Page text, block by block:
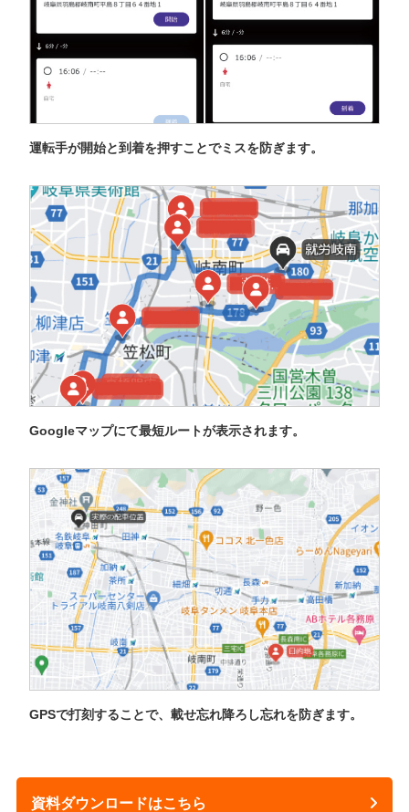
運転手が開始と到着を押すことでミスを防ぎます。
Googleマップにて最短ルートが表示されます。
GPSで打刻することで、載せ忘れ降ろし忘れを防ぎます。
資料ダウンロードはこちら